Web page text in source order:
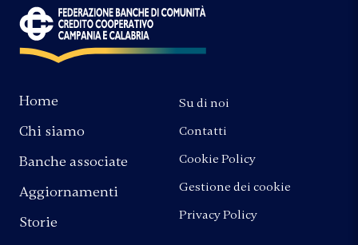
Home
Chi siamo
Banche associate
Aggiornamenti
Storie
Su di noi
Contatti
Cookie Policy
Gestione dei cookie
Privacy Policy